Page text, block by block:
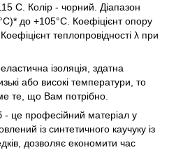
С. Колір - чорний. Діапазон
до +105°С. Коефіцієнт опору
теплопровідності λ при
ізоляція, здатна
або високі температури, то
те, що Вам потрібно.
- це професійний матеріал у
із синтетичного каучуку із
дозволяє економити час